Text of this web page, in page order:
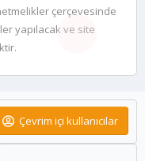
çerçevesinde
yapılacak ve site
Çevrim içi kullanıcılar